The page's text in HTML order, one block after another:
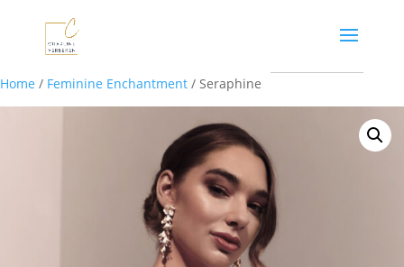
Home / Feminine Enchantment / Seraphine